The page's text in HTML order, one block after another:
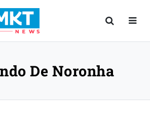
De Noronha